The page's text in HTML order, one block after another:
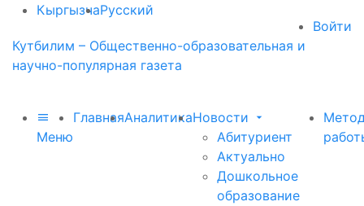
КыргызчаРусский
Войти
Кутбилим – Общественно-образовательная и
научно-популярная газета
Меню
ГлавнаяАналитикаНовости
Абитуриент
Актуально
Дошкольное
образование